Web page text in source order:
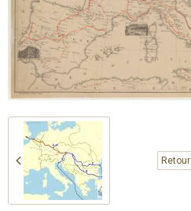
Retour